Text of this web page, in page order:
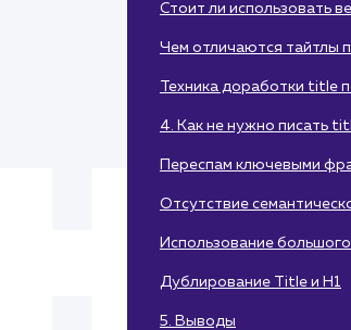
Стоит ли использовать
Чем отличаются тайтлы
Техника доработки title
4. Как не нужно писать
Переспам ключевыми
Отсутствие
Использование
Дублирование Title и H1
5. Выводы